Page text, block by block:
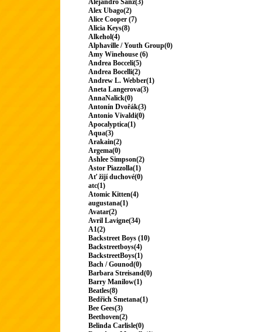
Alejandro Sanz(3)
Alex Ubago(2)
Alice Cooper (7)
Alicia Keys(8)
Alkehol(4)
Alphaville / Youth Group(0)
Amy Winehouse (6)
Andrea Bocceli(5)
Andrea Bocelli(2)
Andrew L. Webber(1)
Aneta Langerova(3)
AnnaNalick(0)
Antonín Dvořák(3)
Antonio Vivaldi(0)
Apocalyptica(1)
Aqua(3)
Arakain(2)
Argema(0)
Ashlee Simpson(2)
Astor Piazzolla(1)
Ať žijí duchové(0)
atc(1)
Atomic Kitten(4)
augustana(1)
Avatar(2)
Avril Lavigne(34)
A1(2)
Backstreet Boys (10)
Backstreetboys(4)
BackstreetBoys(1)
Bach / Gounod(0)
Barbara Streisand(0)
Barry Manilow(1)
Beatles(8)
Bedřich Smetana(1)
Bee Gees(3)
Beethoven(2)
Belinda Carlisle(0)